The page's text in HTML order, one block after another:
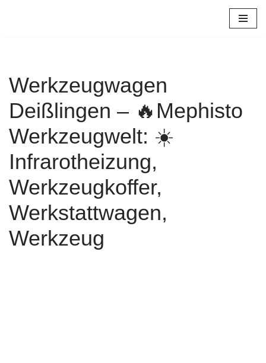
Werkzeugwagen
Deißlingen – 🔥Mephisto
Werkzeugwelt: ☀️
Infrarotheizung,
Werkzeugkoffer,
Werkstattwagen,
Werkzeug